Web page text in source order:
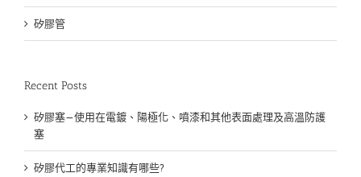
矽膠管
Recent Posts
矽膠塞—使用在電鍍、陽極化、噴漆和其他表面處理及高溫防護
塞
矽膠代工的專業知識有哪些?